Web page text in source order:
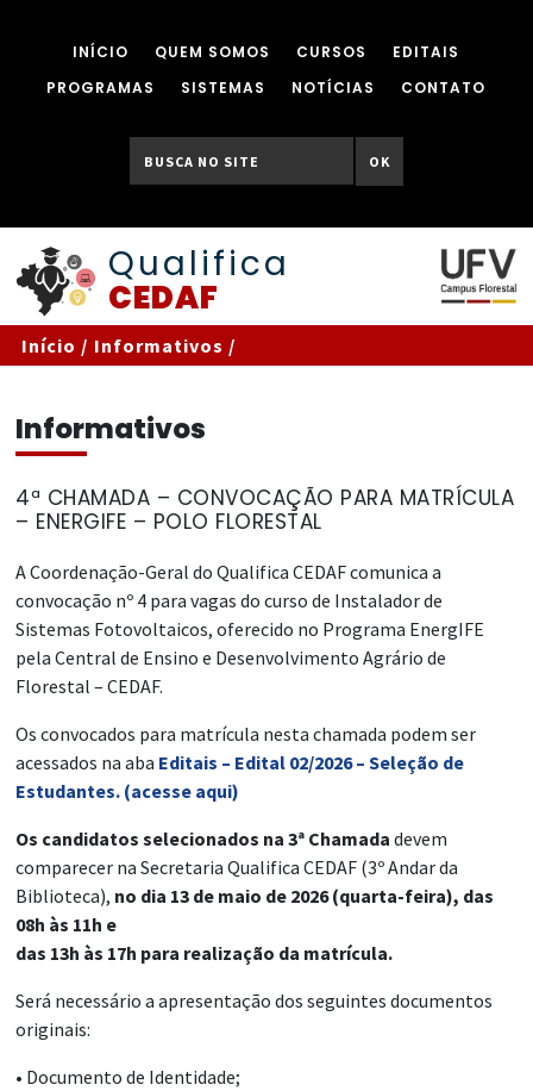
INÍCIO QUEM SOMOS CURSOS
EDITAIS
PROGRAMAS
SISTEMAS NOTÍCIAS CONTATO
OK
Qualifica
CEDAF
Início / Informativos /
Informativos
4ª CHAMADA – CONVOCAÇÃO PARA MATRÍCULA
– ENERGIFE – POLO FLORESTAL
A Coordenação-Geral do Qualifica CEDAF comunica a
convocação nº 4 para vagas do curso de Instalador de
Sistemas Fotovoltaicos, oferecido no Programa EnergIFE
pela Central de Ensino e Desenvolvimento Agrário de
Florestal – CEDAF.
Os convocados para matrícula nesta chamada podem ser
acessados na aba Editais – Edital 02/2026 – Seleção de
Estudantes. (acesse aqui)
Os candidatos selecionados na 3ª Chamada devem
comparecer na Secretaria Qualifica CEDAF (3º Andar da
Biblioteca), no dia 13 de maio de 2026 (quarta-feira), das
08h às 11h e
das 13h às 17h para realização da matrícula.
Será necessário a apresentação dos seguintes documentos
originais:
• Documento de Identidade;